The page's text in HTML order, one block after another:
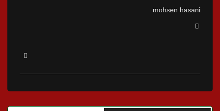
mohsen hasani